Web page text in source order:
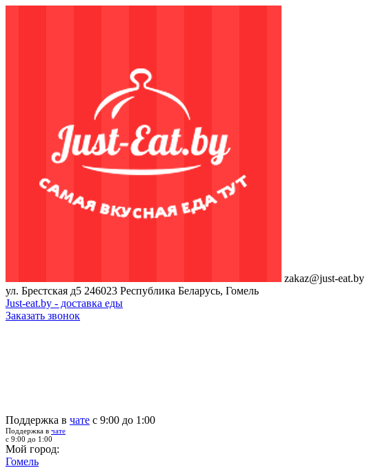
zakaz@just-eat.by
ул. Брестская д5 246023 Республика Беларусь, Гомель
Just-eat.by - доставка еды
Заказать звонок
Поддержка в чате с 9:00 до 1:00
Поддержка в чате
с 9:00 до 1:00
Мой город:
Гомель